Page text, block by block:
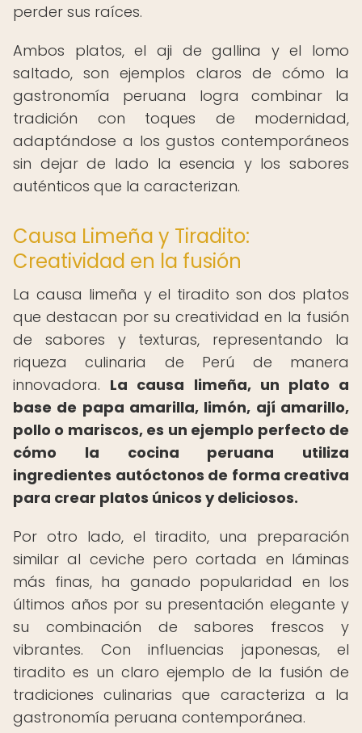
perder sus raíces.
Ambos platos, el aji de gallina y el lomo
saltado, son ejemplos claros de cómo la
gastronomía peruana logra combinar la
tradición con toques de modernidad,
adaptándose a los gustos contemporáneos
sin dejar de lado la esencia y los sabores
auténticos que la caracterizan.
Causa Limeña y Tiradito:
Creatividad en la fusión
La causa limeña y el tiradito son dos platos
que destacan por su creatividad en la fusión
de sabores y texturas, representando la
riqueza culinaria de Perú de manera
innovadora. La causa limeña, un plato a
base de papa amarilla, limón, ají amarillo,
pollo o mariscos, es un ejemplo perfecto de
cómo la cocina peruana utiliza
ingredientes autóctonos de forma creativa
para crear platos únicos y deliciosos.
Por otro lado, el tiradito, una preparación
similar al ceviche pero cortada en láminas
más finas, ha ganado popularidad en los
últimos años por su presentación elegante y
su combinación de sabores frescos y
vibrantes. Con influencias japonesas, el
tiradito es un claro ejemplo de la fusión de
tradiciones culinarias que caracteriza a la
gastronomía peruana contemporánea.